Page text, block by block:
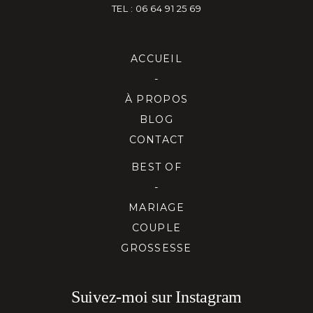
TEL : 06 64 91 25 69
ACCUEIL
-
À PROPOS
BLOG
CONTACT
BEST OF
-
MARIAGE
COUPLE
GROSSESSE
Suivez-moi sur Instagram